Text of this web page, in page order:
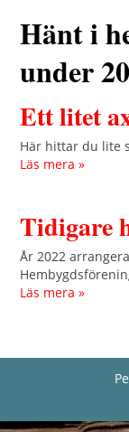
Hänt i
under
Ett litet
Här hittar du lite
Läs mera »
Tidigare
År 2022
Läs mera »